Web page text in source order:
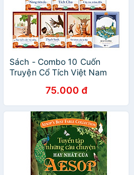
Sách - Combo 10 Cuốn
Truyện Cổ Tích Việt Nam
Anh - Việt75.000 đ